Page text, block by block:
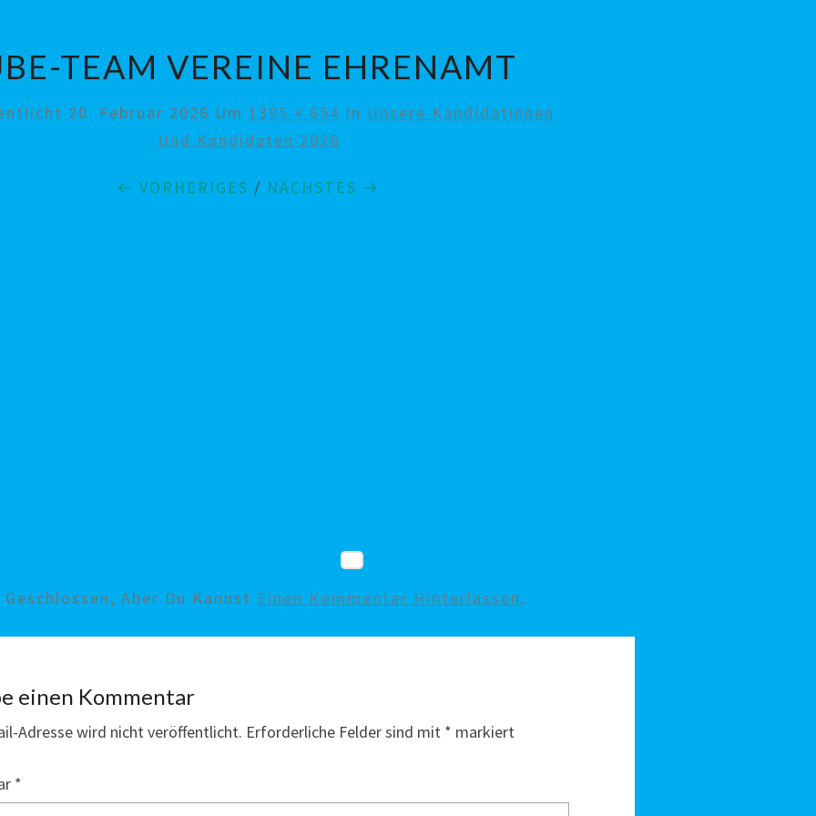
TEAM VEREINE EHRENAMT
20. Februar 2026 Um 1395 × 654 In Unsere Kandidatinnen
Und Kandidaten 2026
← VORHERIGES / NÄCHSTES →
Aber Du Kannst Einen Kommentar Hinterlassen.
einen Kommentar
Adresse wird nicht veröffentlicht. Erforderliche Felder sind mit * markiert
*